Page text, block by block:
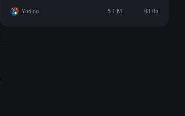
Yooldo $ 1 M 08-05